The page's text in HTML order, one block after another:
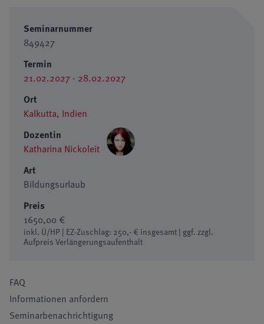
Seminarnummer
849427
Termin
21.02.2027 - 28.02.2027
Ort
Kalkutta, Indien
Dozentin
Katharina Nickoleit
Art
Bildungsurlaub
Preis
1650,00 €
inkl. Ü/HP | EZ-Zuschlag: 250,- € insgesamt | ggf. zzgl.
Aufpreis Verlängerungsaufenthalt
FAQ
Informationen anfordern
Seminarbenachrichtigung